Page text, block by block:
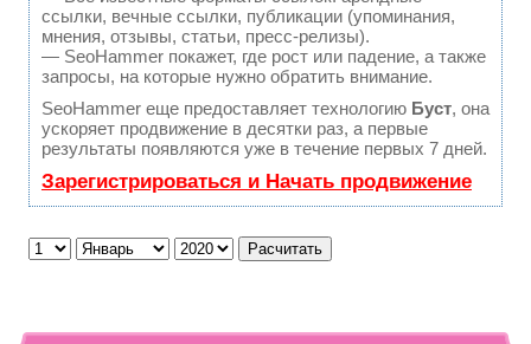
ссылки, вечные ссылки, публикации (упоминания,
мнения, отзывы, статьи, пресс-релизы).
— SeoHammer покажет, где рост или падение, а также
запросы, на которые нужно обратить внимание.
SeoHammer еще предоставляет технологию Буст, она
ускоряет продвижение в десятки раз, а первые
результаты появляются уже в течение первых 7 дней.
Зарегистрироваться и Начать продвижение